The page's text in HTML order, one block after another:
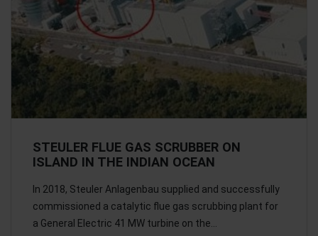
STEULER FLUE GAS SCRUBBER ON
ISLAND IN THE INDIAN OCEAN
In 2018, Steuler Anlagenbau supplied and successfully
commissioned a catalytic flue gas scrubbing plant for
a General Electric 41 MW turbine on the…